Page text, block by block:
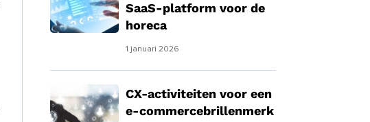
SaaS-platform voor de
horeca
1 januari 2026
CX-activiteiten voor een
e-commercebrillenmerk